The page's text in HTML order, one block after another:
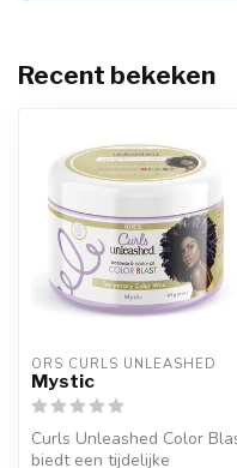
Recent bekeken
ORS CURLS UNLEASHED
Mystic
Curls Unleashed Color
biedt een tijdelijke